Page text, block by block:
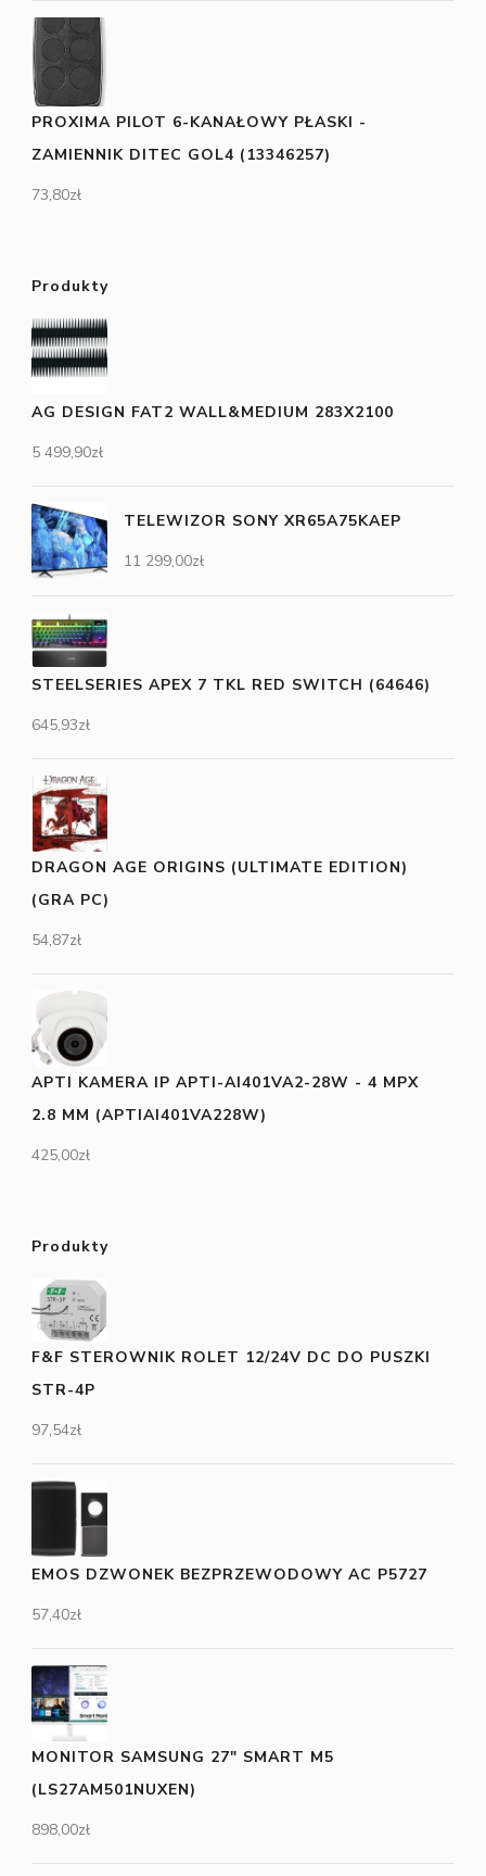
PROXIMA PILOT 6-KANAŁOWY PŁASKI -
ZAMIENNIK DITEC GOL4 (13346257)
73,80zł
Produkty
AG DESIGN FAT2 WALL&MEDIUM 283X2100
5 499,90zł
TELEWIZOR SONY XR65A75KAEP
11 299,00zł
STEELSERIES APEX 7 TKL RED SWITCH (64646)
645,93zł
DRAGON AGE ORIGINS (ULTIMATE EDITION)
(GRA PC)
54,87zł
APTI KAMERA IP APTI-AI401VA2-28W - 4 MPX
2.8 MM (APTIAI401VA228W)
425,00zł
Produkty
F&F STEROWNIK ROLET 12/24V DC DO PUSZKI
STR-4P
97,54zł
EMOS DZWONEK BEZPRZEWODOWY AC P5727
57,40zł
MONITOR SAMSUNG 27" SMART M5
(LS27AM501NUXEN)
898,00zł